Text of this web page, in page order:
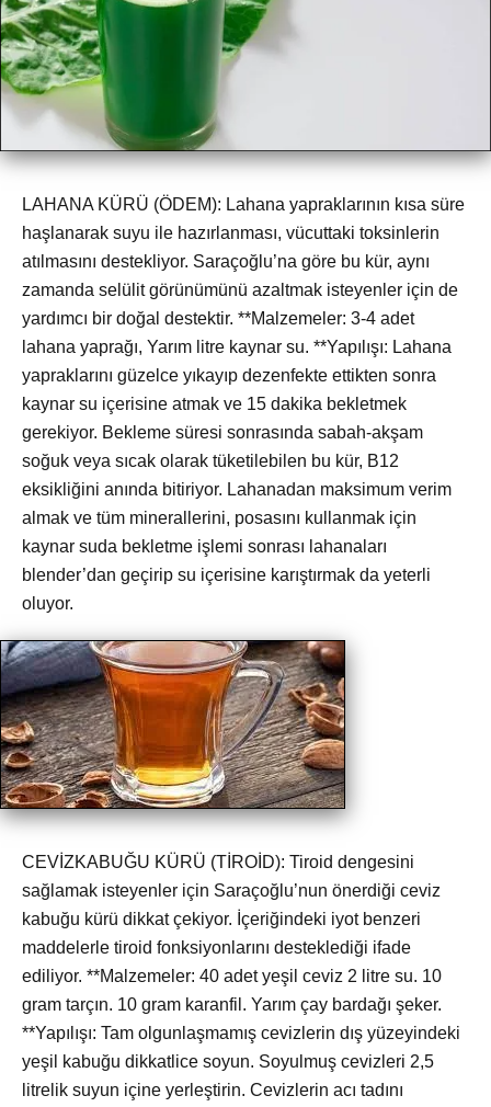
LAHANA KÜRÜ (ÖDEM): Lahana yapraklarının kısa süre
haşlanarak suyu ile hazırlanması, vücuttaki toksinlerin
atılmasını destekliyor. Saraçoğlu’na göre bu kür, aynı
zamanda selülit görünümünü azaltmak isteyenler için de
yardımcı bir doğal destektir. **Malzemeler: 3-4 adet
lahana yaprağı, Yarım litre kaynar su. **Yapılışı: Lahana
yapraklarını güzelce yıkayıp dezenfekte ettikten sonra
kaynar su içerisine atmak ve 15 dakika bekletmek
gerekiyor. Bekleme süresi sonrasında sabah-akşam
soğuk veya sıcak olarak tüketilebilen bu kür, B12
eksikliğini anında bitiriyor. Lahanadan maksimum verim
almak ve tüm minerallerini, posasını kullanmak için
kaynar suda bekletme işlemi sonrası lahanaları
blender’dan geçirip su içerisine karıştırmak da yeterli
oluyor.
CEVİZKABUĞU KÜRÜ (TİROİD): Tiroid dengesini
sağlamak isteyenler için Saraçoğlu’nun önerdiği ceviz
kabuğu kürü dikkat çekiyor. İçeriğindeki iyot benzeri
maddelerle tiroid fonksiyonlarını desteklediği ifade
ediliyor. **Malzemeler: 40 adet yeşil ceviz 2 litre su. 10
gram tarçın. 10 gram karanfil. Yarım çay bardağı şeker.
**Yapılışı: Tam olgunlaşmamış cevizlerin dış yüzeyindeki
yeşil kabuğu dikkatlice soyun. Soyulmuş cevizleri 2,5
litrelik suyun içine yerleştirin. Cevizlerin acı tadını